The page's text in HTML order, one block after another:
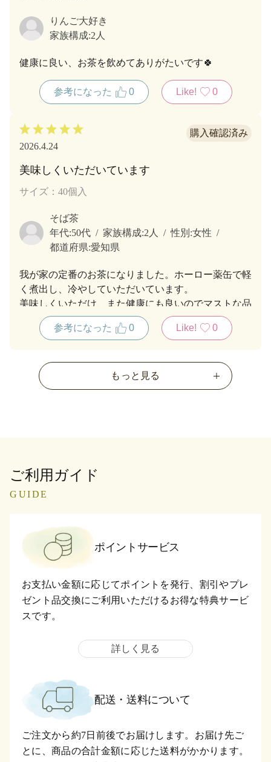
りんご大好き
家族構成:2人
健康に良い、お茶を飲めてありがたいです🍀
参考になった 0 Like! 0
2026.4.24
美味しくいただいています
サイズ：40個入
そば茶
年代:50代 家族構成:2人 性別:女性
都道府県:愛知県
我が家の定番のお茶になりました。ホーロー薬缶で軽
く煮出し、冷やしていただいています。
美味しくいただけ、また健康にも良いのでマストな品
です。
参考になった
0 Like! 0
もっと見る
ご利用ガイド
GUIDE
ポイントサービス
お支払い金額に応じてポイントを発行、割引やプレ
ゼント品交換にご利用いただけるお得な特典サービ
スです。
詳しく見る
配送・送料について
ご注文から約7日前後でお届けします。お届け先ご
とに、商品の合計金額に応じた送料がかかります。